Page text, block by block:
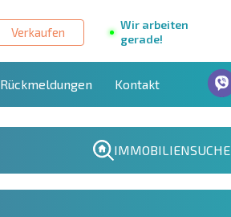
Verkaufen
Wir arbeiten
gerade!
Rückmeldungen Kontakt
IMMOBILIENSUCHE